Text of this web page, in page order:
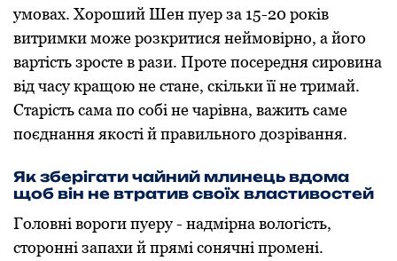
умовах. Хороший Шен пуер за 15-20 років
витримки може розкритися неймовірно, а його
вартість зросте в рази. Проте посередня сировина
від часу кращою не стане, скільки її не тримай.
Старість сама по собі не чарівна, важить саме
поєднання якості й правильного дозрівання.
Як зберігати чайний млинець вдома
щоб він не втратив своїх властивостей
Головні вороги пуеру - надмірна вологість,
сторонні запахи й прямі сонячні промені.